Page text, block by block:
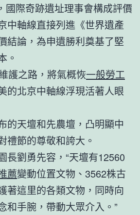
國際奇跡遺址理事會構成評價
中軸線直接列進《世界遺產
結論，為申遺勝利奠基了堅
。
護之路，將氣概恢一般勞工
的北京中軸線浮現活著人眼
的天壇和先農壇，凸明顯中
禮節的尊敬和誇大。
長劉勇先容，“天壇有12560
薦變動位置文物、3562株古
著這里的各類文物，同時向
和手腕，帶動大眾介入。”